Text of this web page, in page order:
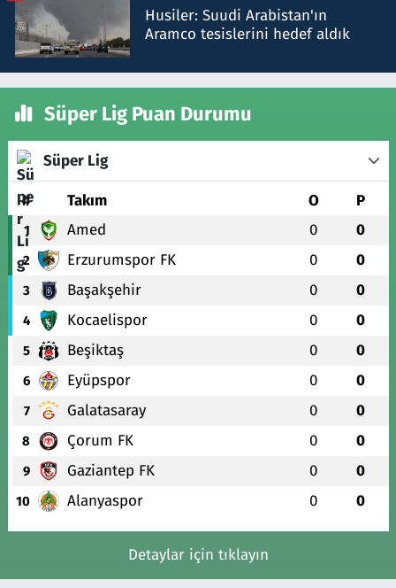
Husiler: Suudi Arabistan'ın
Aramco tesislerini hedef aldık
Süper Lig Puan Durumu
Süper Lig
# Takım O P
1 Amed 0 0
2 Erzurumspor FK 0 0
3 Başakşehir 0 0
4 Kocaelispor 0 0
5 Beşiktaş 0 0
6 Eyüpspor 0 0
7 Galatasaray 0 0
8 Çorum FK 0 0
9 Gaziantep FK 0 0
10 Alanyaspor 0 0
Detaylar için tıklayın